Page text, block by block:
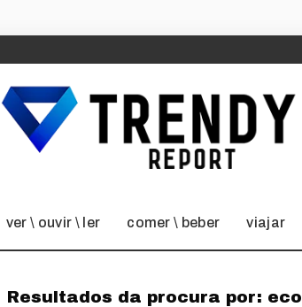
ver \ ouvir \ ler comer \ beber viajar
Resultados da procura por: eco